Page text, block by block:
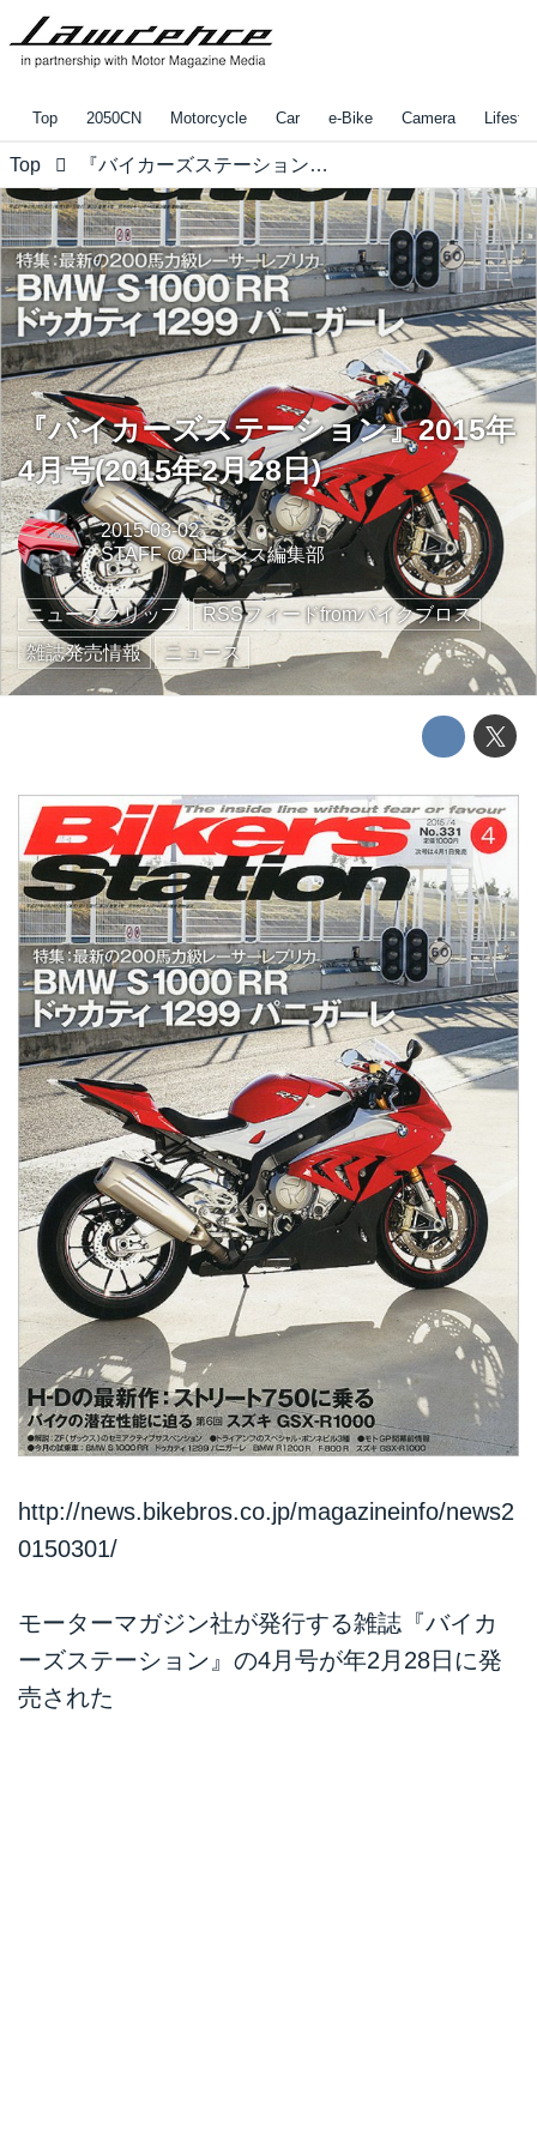
Top 2050CN Motorcycle Car e-Bike Camera
Top 『バイカーズステーション』2015年4月号(2015年2月28日)
『バイカーズステーション』2015年
4月号(2015年2月28日)
2015-03-02
STAFF@ロレンス編集部
ニュースクリップ
RSSフィードfromバイクブロス
雑誌発売情報
ニュース
http://news.bikebros.co.jp/magazineinfo/news2
0150301/
モーターマガジン社が発行する雑誌『バイカ
ーズステーション』の4月号が年2月28日に発
売された